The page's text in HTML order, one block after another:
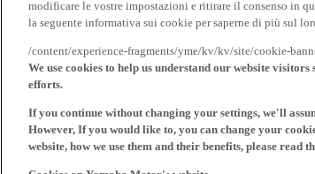
modificare le vostre impostazioni e ritirare il consenso in
la seguente informativa sui cookie per saperne di più sul
/content/experience-fragments/yme/kv/kv/site/cookie-
We use cookies to help us understand our website
efforts.
If you continue without changing your settings, we'll
However, If you would like to, you can change your
website, how we use them and their benefits, please read